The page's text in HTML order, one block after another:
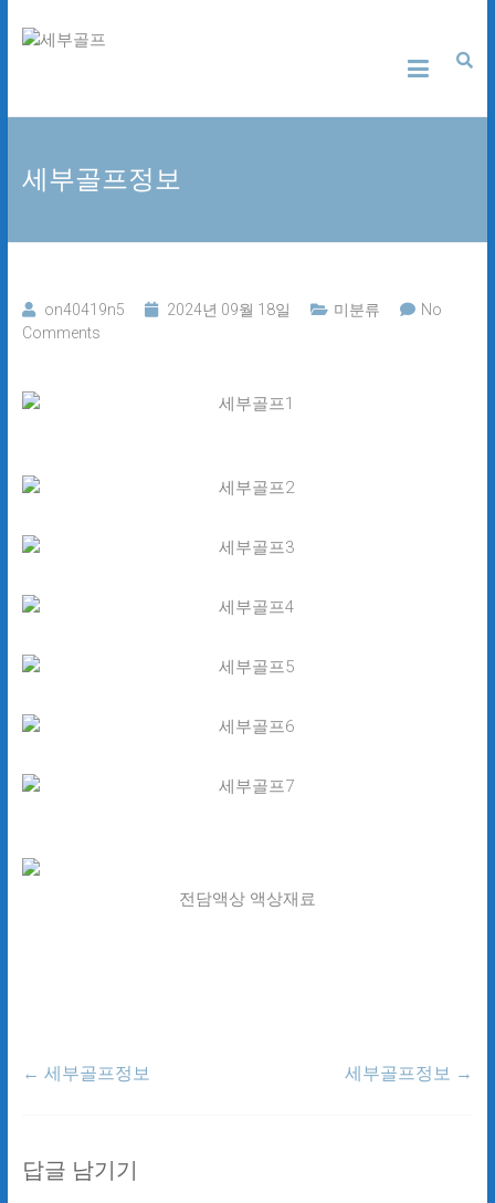
세
프
24
무
료
세부골프정보
on40419n5 2024년 09월 18일 미분류
No
Comments
전담액상 액상재료
← 세부골프정보 세부골프정보 →
답글 남기기